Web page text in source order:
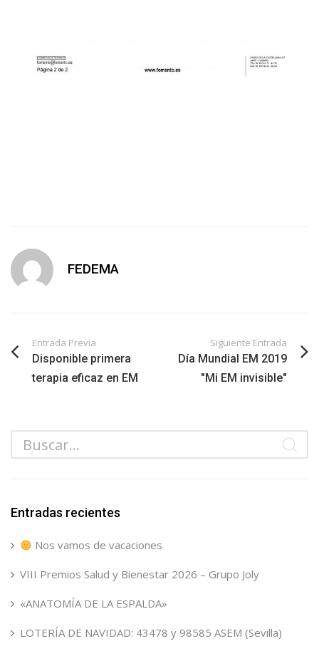
FEDEMA
Entrada Previa
Disponible primera
terapia eficaz en EM
Siguiente Entrada
Día Mundial EM 2019
"Mi EM invisible"
Entradas recientes
Nos vamos de vacaciones
VIII Premios Salud y Bienestar 2026 – Grupo Joly
«ANATOMÍA DE LA ESPALDA»
LOTERÍA DE NAVIDAD: 43478 y 98585 ASEM (Sevilla)